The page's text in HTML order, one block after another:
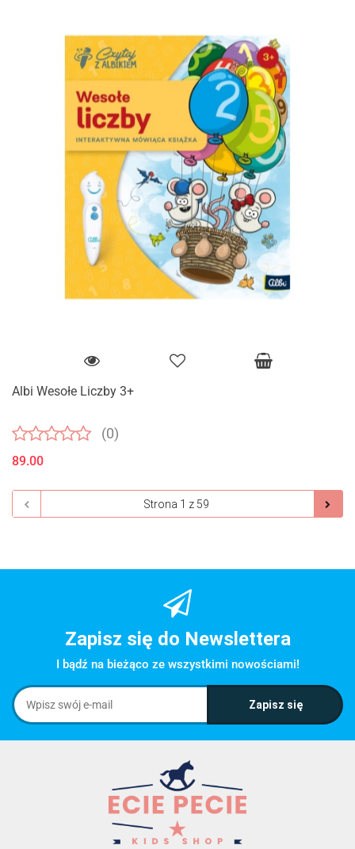
Albi Wesołe Liczby 3+
(0)
89.00
Zapisz się do Newslettera
I bądź na bieżąco ze wszystkimi nowościami!